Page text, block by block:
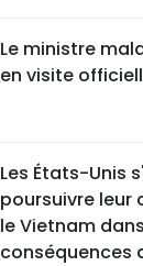
Le ministre
en visite
Les États-Unis
poursuivre
le Vietnam
conséquences